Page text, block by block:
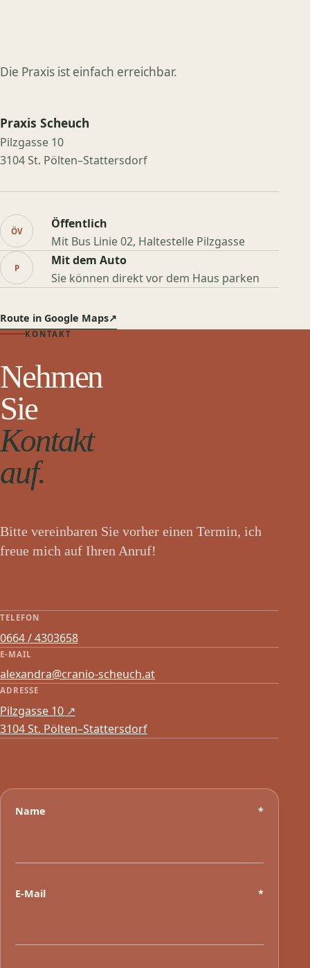
Die Praxis ist einfach erreichbar.
Praxis Scheuch
Pilzgasse 10
3104 St. Pölten–Stattersdorf
ÖV
Öffentlich
Mit Bus Linie 02, Haltestelle Pilzgasse
P
Mit dem Auto
Sie können direkt vor dem Haus parken
Route in Google Maps↗
KONTAKT
Nehmen
Sie
Kontakt
auf.
Bitte vereinbaren Sie vorher einen Termin, ich
freue mich auf Ihren Anruf!
TELEFON
0664 / 4303658
E-MAIL
alexandra@cranio-scheuch.at
ADRESSE
Pilzgasse 10 ↗
3104 St. Pölten–Stattersdorf
Name *
E-Mail *